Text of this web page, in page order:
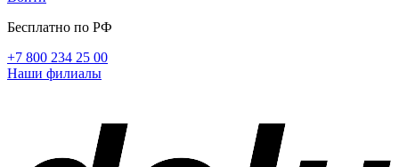
Бесплатно по РФ
+7 800 234 25 00
Наши филиалы